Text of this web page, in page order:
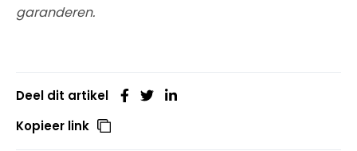
garanderen.
Deel dit artikel
Kopieer link